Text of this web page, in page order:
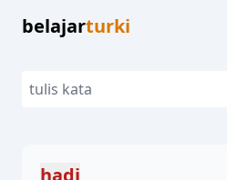
belajarturki
hadi